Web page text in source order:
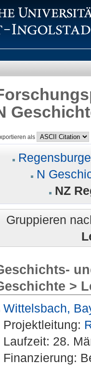
als
N
NZ
Gruppieren
>
Wittelsbach,
Projektleitung:
Laufzeit: 28.
Finanzierung: